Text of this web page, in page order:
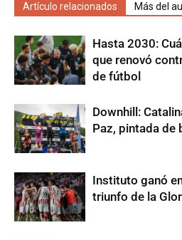
Artículo relacionados Más del
Hasta 2030:
que renovó
de fútbol
Downhill:
Paz, pintada de
Instituto ganó
triunfo de la